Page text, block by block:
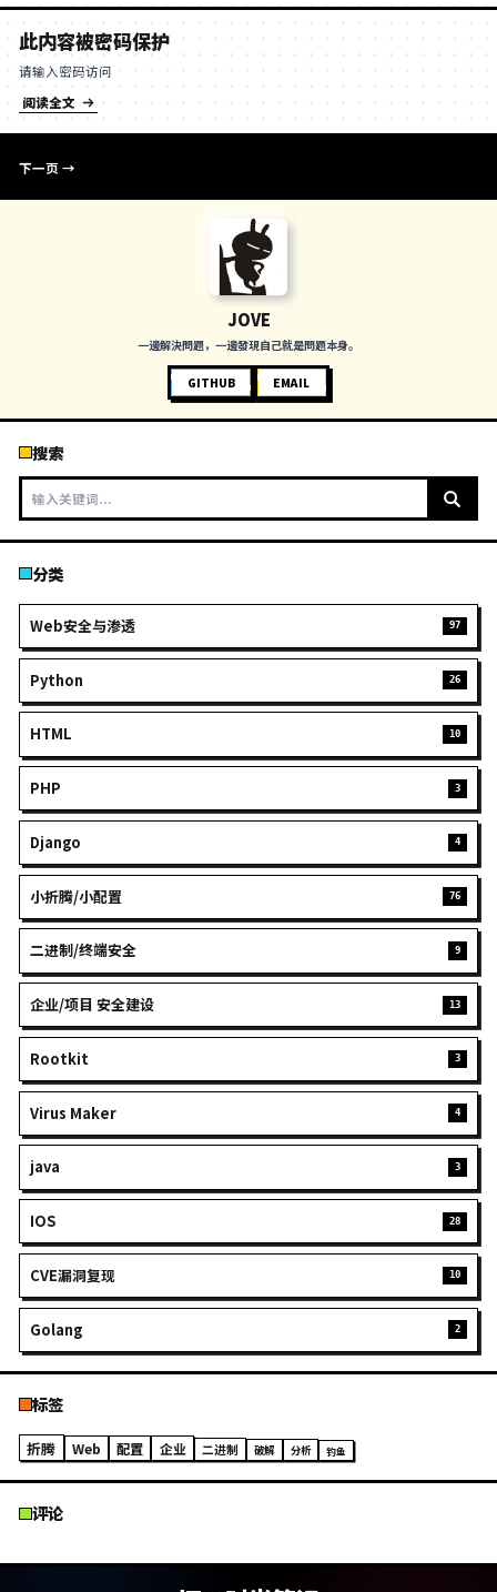
阅读全文
此内容被密码保护
请输入密码访问
阅读全文
此内容被密码保护
此内容被密码保护
请输入密码访问
下一页 →
一邊解決問題，一邊發現自己就是問題本身
搜索
分类
Web安全与渗透
Python
HTML
PHP